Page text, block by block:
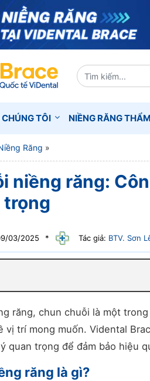
CHÚNG TÔI NIỀNG RĂNG
Răng »
niềng răng:
trọng
03/2025 * Tác giả: BTV. Sơn
răng, chun chuỗi là một
vị trí mong muốn. Vidental
quan trọng để đảm bảo hiệu
răng là gì?